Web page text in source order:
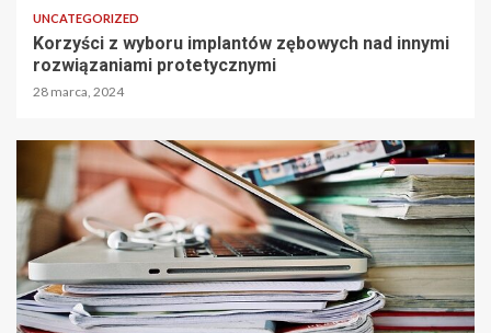
UNCATEGORIZED
Korzyści z wyboru implantów zębowych nad innymi
rozwiązaniami protetycznymi
28 marca, 2024